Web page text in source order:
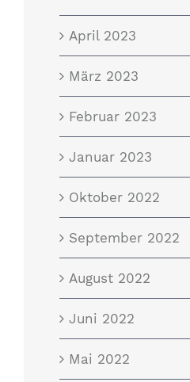
April 2023
März 2023
Februar 2023
Januar 2023
Oktober 2022
September 2022
August 2022
Juni 2022
Mai 2022